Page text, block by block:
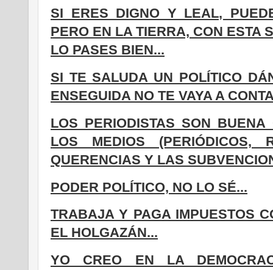
SI ERES DIGNO Y LEAL,
PERO EN LA TIERRA, CON ESTA
LO PASES BIEN...
SI TE SALUDA UN POLÍTICO
ENSEGUIDA NO TE VAYA A
LOS PERIODISTAS SON
LOS MEDIOS (PERIÓDICOS,
QUERENCIAS Y LAS
PODER POLÍTICO, NO LO SÉ...
TRABAJA Y PAGA IMPUESTOS
EL HOLGAZÁN...
YO CREO EN LA